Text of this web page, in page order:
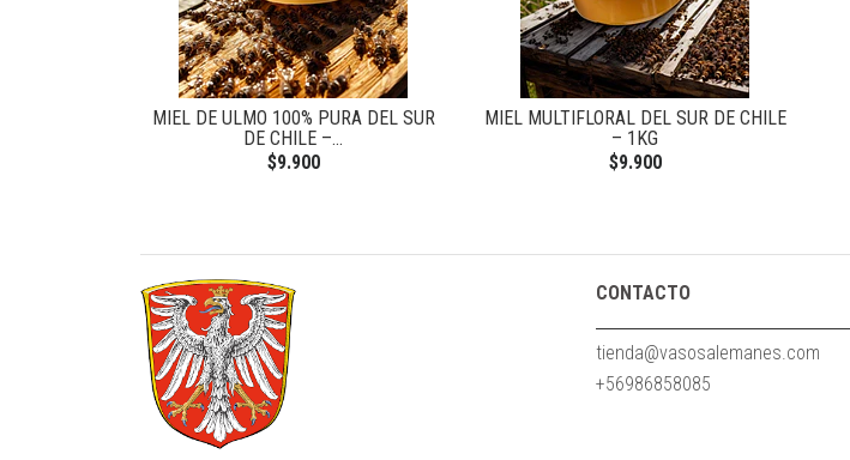
MIEL DE ULMO 100% PURA DEL SUR
DE CHILE –...
$9.900
MIEL MULTIFLORAL DEL SUR DE CHILE
– 1KG
$9.900
CONTACTO
tienda@vasosalemanes.com
+56986858085